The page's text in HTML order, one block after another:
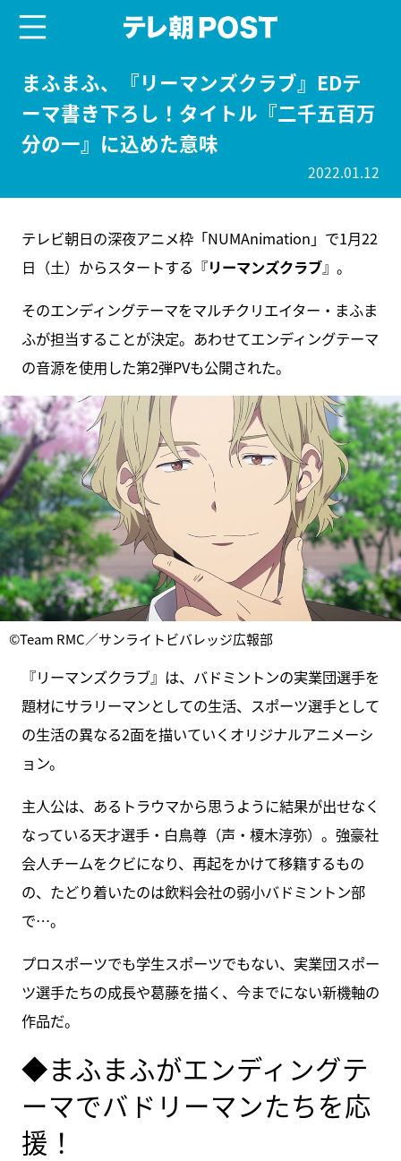
まふまふ、『リーマンズクラブ』EDテ
ーマ書き下ろし！タイトル『二千五百万
分の一』に込めた意味
2022.01.12
テレビ朝日の深夜アニメ枠「NUMAnimation」で1月22
日（土）からスタートする『リーマンズクラブ』。
そのエンディングテーマをマルチクリエイター・まふま
ふが担当することが決定。あわせてエンディングテーマ
の音源を使用した第2弾PVも公開された。
©Team RMC／サンライトビバレッジ広報部
『リーマンズクラブ』は、バドミントンの実業団選手を
題材にサラリーマンとしての生活、スポーツ選手として
の生活の異なる2面を描いていくオリジナルアニメーシ
ョン。
主人公は、あるトラウマから思うように結果が出せなく
なっている天才選手・白鳥尊（声・榎木淳弥）。強豪社
会人チームをクビになり、再起をかけて移籍するもの
の、たどり着いたのは飲料会社の弱小バドミントン部
で…。
プロスポーツでも学生スポーツでもない、実業団スポー
ツ選手たちの成長や葛藤を描く、今までにない新機軸の
作品だ。
◆まふまふがエンディングテ
ーマでバドリーマンたちを応
援！